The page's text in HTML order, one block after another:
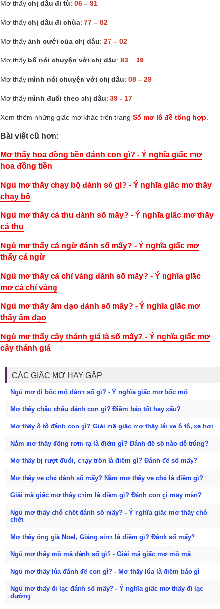
Mơ thấy chị dâu đi tù: 06 – 91
Mơ thấy chị dâu đi chùa: 77 – 82
Mơ thấy ảnh cưới của chị dâu: 27 – 02
Mơ thấy bố nói chuyện với chị dâu: 83 – 39
Mơ thấy mình nói chuyện với chị dâu: 08 – 29
Mơ thấy mình đuổi theo chị dâu: 39 - 17
Xem thêm những giấc mơ khác trên trang Sổ mơ lô đề tổng hợp
Bài viết cũ hơn:
Mơ thấy hoa đồng tiền đánh con gì? - Ý nghĩa giấc mơ
hoa đồng tiền
Ngủ mơ thấy chạy bộ đánh số gì? - Ý nghĩa giấc mơ thấy
chạy bộ
Ngủ mơ thấy cá thu đánh số mấy? - Ý nghĩa giấc mơ thấy
cá thu
Ngủ mơ thấy cá ngừ đánh số mấy? - Ý nghĩa giấc mơ
thấy cá ngừ
Ngủ mơ thấy cá chỉ vàng đánh số mấy? - Ý nghĩa giấc
mơ cá chỉ vàng
Ngủ mơ thấy âm đạo đánh số mấy? - Ý nghĩa giấc mơ
thấy âm đạo
Ngủ mơ thấy cây thánh giá là số mấy? - Ý nghĩa giấc mơ
cây thánh giá
CÁC GIẤC MƠ HAY GẶP
Ngủ mơ đi bốc mộ đánh số gì? - Ý nghĩa giấc mơ bốc mộ
Mơ thấy châu chấu đánh con gì? Điềm báo tốt hay xấu?
Mơ thấy ô tô đánh con gì? Giải mã giấc mơ thấy lái xe ô tô, xe hơi
Nằm mơ thấy đống rơm rạ là điềm gì? Đánh đề số nào dễ trúng?
Mơ thấy bị rượt đuổi, chạy trốn là điềm gì? Đánh đề số mấy?
Mơ thấy ve chó đánh số mấy? Nằm mơ thấy ve chó là điềm gì?
Giải mã giấc mơ thấy chim là điềm gì? Đánh con gì may mắn?
Ngủ mơ thấy chó chết đánh số mấy? - Ý nghĩa giấc mơ thấy chó
chết
Mơ thấy ông già Noel, Giáng sinh là điềm gì? Đánh số mấy?
Ngủ mơ thấy mồ mả đánh số gì? - Giải mã giấc mơ mồ mả
Ngủ mơ thấy lúa đánh đề con gì? - Mơ thấy lúa là điềm báo gì
Ngủ mơ thấy đi lạc đánh số mấy? - Ý nghĩa giấc mơ thấy đi lạc
đường